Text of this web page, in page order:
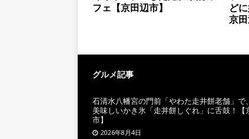
フェ【京田辺市】
ど
京田
グルメ記事
石清水八幡宮の門前「やわた走井餅老舗」で
美味しいかき氷「走井餅しぐれ」に舌鼓！【
市】
2026年8月4日